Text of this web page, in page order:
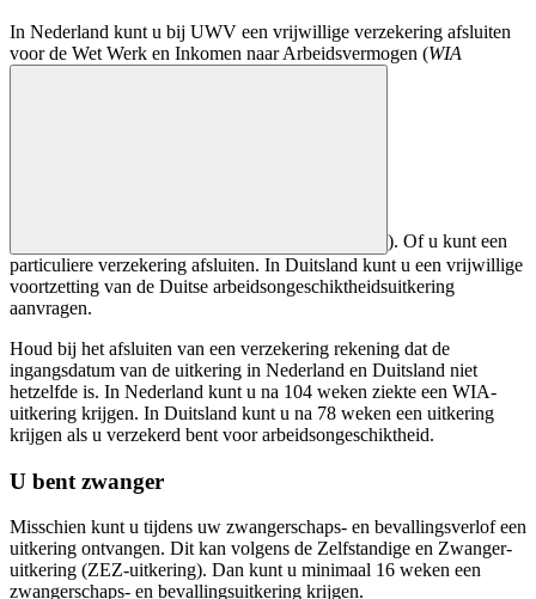
In Nederland kunt u bij UWV een vrijwillige verzekering afsluiten
voor de Wet Werk en Inkomen naar Arbeidsvermogen (WIA
). Of u kunt een
particuliere verzekering afsluiten. In Duitsland kunt u een vrijwillige
voortzetting van de Duitse arbeidsongeschiktheidsuitkering
aanvragen.
Houd bij het afsluiten van een verzekering rekening dat de
ingangsdatum van de uitkering in Nederland en Duitsland niet
hetzelfde is. In Nederland kunt u na 104 weken ziekte een WIA-
uitkering krijgen. In Duitsland kunt u na 78 weken een uitkering
krijgen als u verzekerd bent voor arbeidsongeschiktheid.
U bent zwanger
Misschien kunt u tijdens uw zwangerschaps- en bevallingsverlof een
uitkering ontvangen. Dit kan volgens de Zelfstandige en Zwanger-
uitkering (ZEZ-uitkering). Dan kunt u minimaal 16 weken een
zwangerschaps- en bevallingsuitkering krijgen.